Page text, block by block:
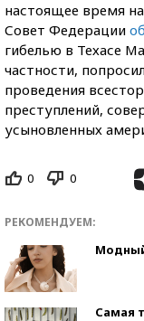
настоящее время
Совет Федерации
гибелью в Техасе
частности,
проведения
преступлений,
усыновленных
0 0
РЕКОМЕНДУЕМ:
Самая